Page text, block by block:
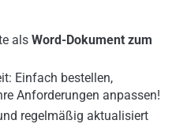
als Word-Dokument zum
Einfach bestellen,
Anforderungen anpassen!
regelmäßig aktualisiert